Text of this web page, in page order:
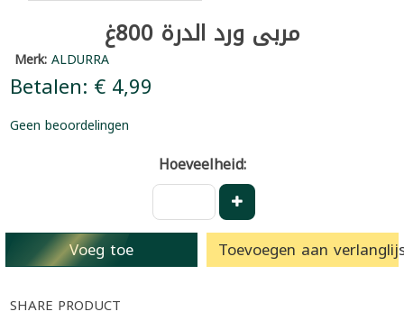
مربى ورد الدرة 800غ
Merk:ALDURRA
Betalen: € 4,99
Geen beoordelingen
Hoeveelheid:
Voeg toe Toevoegen aan
SHARE PRODUCT